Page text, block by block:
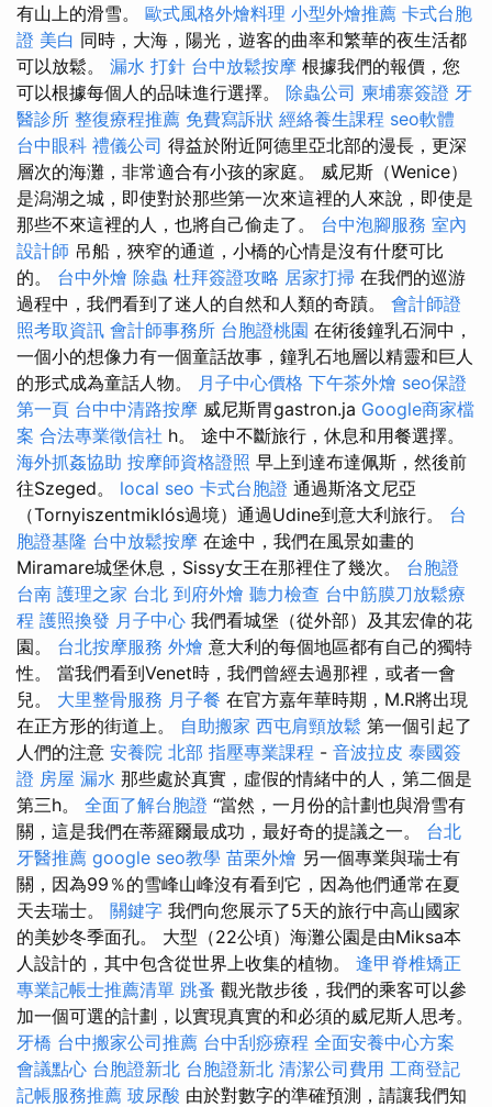
有山上的滑雪。 歐式風格外燴料理 小型外燴推薦 卡式台胞
證 美白 同時，大海，陽光，遊客的曲率和繁華的夜生活都
可以放鬆。 漏水 打針 台中放鬆按摩 根據我們的報價，您
可以根據每個人的品味進行選擇。 除蟲公司 柬埔寨簽證 牙
醫診所 整復療程推薦 免費寫訴狀 經絡養生課程 seo軟體
台中眼科 禮儀公司 得益於附近阿德里亞北部的漫長，更深
層次的海灘，非常適合有小孩的家庭。 威尼斯（Wenice）
是潟湖之城，即使對於那些第一次來這裡的人來說，即使是
那些不來這裡的人，也將自己偷走了。 台中泡腳服務 室內
設計師 吊船，狹窄的通道，小橋的心情是沒有什麼可比
的。 台中外燴 除蟲 杜拜簽證攻略 居家打掃 在我們的巡游
過程中，我們看到了迷人的自然和人類的奇蹟。 會計師證
照考取資訊 會計師事務所 台胞證桃園 在術後鐘乳石洞中，
一個小的想像力有一個童話故事，鐘乳石地層以精靈和巨人
的形式成為童話人物。
月子中心價格 下午茶外燴 seo保證
第一頁 台中中清路按摩 威尼斯胃gastron.ja Google商家檔
案 合法專業徵信社 h。 途中不斷旅行，休息和用餐選擇。
海外抓姦協助 按摩師資格證照 早上到達布達佩斯，然後前
往Szeged。 local seo 卡式台胞證 通過斯洛文尼亞
（Tornyiszentmiklós過境）通過Udine到意大利旅行。 台
胞證基隆 台中放鬆按摩 在途中，我們在風景如畫的
Miramare城堡休息，Sissy女王在那裡住了幾次。 台胞證
台南 護理之家 台北 到府外燴 聽力檢查 台中筋膜刀放鬆療
程 護照換發 月子中心 我們看城堡（從外部）及其宏偉的花
園。 台北按摩服務 外燴 意大利的每個地區都有自己的獨特
性。 當我們看到Venet時，我們曾經去過那裡，或者一會
兒。 大里整骨服務 月子餐 在官方嘉年華時期，M.R將出現
在正方形的街道上。 自助搬家 西屯肩頸放鬆 第一個引起了
人們的注意 安養院 北部 指壓專業課程 - 音波拉皮 泰國簽
證 房屋 漏水 那些處於真實，虛假的情緒中的人，第二個是
第三h。 全面了解台胞證 “當然，一月份的計劃也與滑雪有
關，這是我們在蒂羅爾最成功，最好奇的提議之一。 台北
牙醫推薦 google seo教學 苗栗外燴 另一個專業與瑞士有
關，因為99％的雪峰山峰沒有看到它，因為他們通常在夏
天去瑞士。 關鍵字 我們向您展示了5天的旅行中高山國家
的美妙冬季面孔。 大型（22公頃）海灘公園是由Miksa本
人設計的，其中包含從世界上收集的植物。 逢甲脊椎矯正
專業記帳士推薦清單 跳蚤 觀光散步後，我們的乘客可以參
加一個可選的計劃，以實現真實的和必須的威尼斯人思考。
牙橋 台中搬家公司推薦 台中刮痧療程 全面安養中心方案
會議點心 台胞證新北 台胞證新北 清潔公司費用 工商登記
記帳服務推薦 玻尿酸 由於對數字的準確預測，請讓我們知